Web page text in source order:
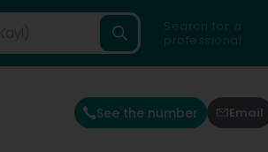
Search for a
professional
See the number Email